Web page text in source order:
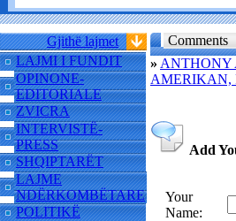
Gjithë lajmet
LAJMI I FUNDIT
OPINONE-
EDITORIALE
ZVICRA
INTERVISTË-
PRESS
SHQIPTARËT
LAJME
NDËRKOMBËTARE
POLITIKË
Comments
» ANTHONY
AMERIKAN,
Add
Your
Name: